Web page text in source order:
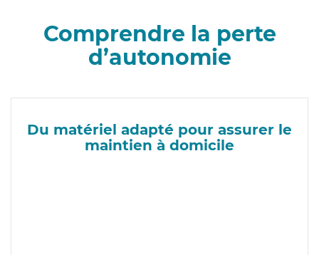
Comprendre la perte
d’autonomie
Du matériel adapté pour assurer le
maintien à domicile